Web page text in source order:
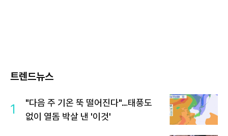
트렌드뉴스
1
"다음 주 기온 뚝 떨어진다"…태풍도
없이 열돔 박살 낸 '이것'